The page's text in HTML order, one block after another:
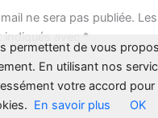
ne sera pas publiée.
avec *
permettent de vous
En utilisant nos
votre accord pour
En savoir plus OK